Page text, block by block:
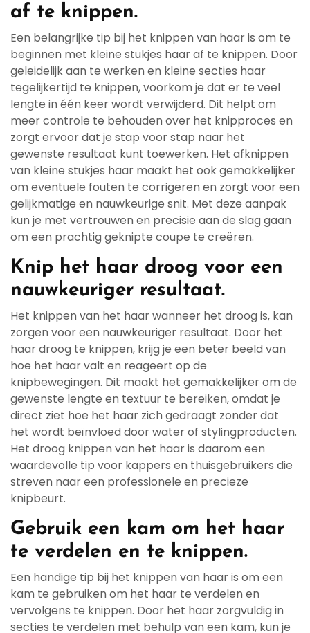
af te knippen.
Een belangrijke tip bij het knippen van haar is om te
beginnen met kleine stukjes haar af te knippen. Door
geleidelijk aan te werken en kleine secties haar
tegelijkertijd te knippen, voorkom je dat er te veel
lengte in één keer wordt verwijderd. Dit helpt om
meer controle te behouden over het knipproces en
zorgt ervoor dat je stap voor stap naar het
gewenste resultaat kunt toewerken. Het afknippen
van kleine stukjes haar maakt het ook gemakkelijker
om eventuele fouten te corrigeren en zorgt voor een
gelijkmatige en nauwkeurige snit. Met deze aanpak
kun je met vertrouwen en precisie aan de slag gaan
om een prachtig geknipte coupe te creëren.
Knip het haar droog voor een
nauwkeuriger resultaat.
Het knippen van het haar wanneer het droog is, kan
zorgen voor een nauwkeuriger resultaat. Door het
haar droog te knippen, krijg je een beter beeld van
hoe het haar valt en reageert op de
knipbewegingen. Dit maakt het gemakkelijker om de
gewenste lengte en textuur te bereiken, omdat je
direct ziet hoe het haar zich gedraagt zonder dat
het wordt beïnvloed door water of stylingproducten.
Het droog knippen van het haar is daarom een
waardevolle tip voor kappers en thuisgebruikers die
streven naar een professionele en precieze
knipbeurt.
Gebruik een kam om het haar
te verdelen en te knippen.
Een handige tip bij het knippen van haar is om een
kam te gebruiken om het haar te verdelen en
vervolgens te knippen. Door het haar zorgvuldig in
secties te verdelen met behulp van een kam, kun je